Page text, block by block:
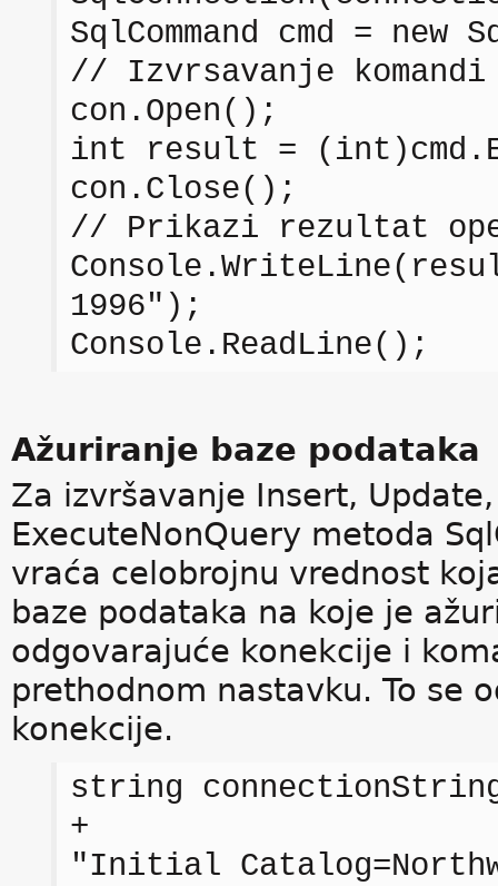
SqlCommand cmd = new
// Izvrsavanje komandi
con.Open();
int result =
con.Close();
// Prikazi rezultat
1996");
Console.ReadLine();
Ažuriranje baze podataka
Za izvršavanje Insert,
ExecuteNonQuery metoda
vraća celobrojnu vrednost
baze podataka na koje je
odgovarajuće konekcije i
prethodnom nastavku. To se
konekcije.
string
+
"Initial